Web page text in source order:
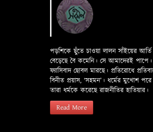
পড়শিকে ছুঁতে চাওয়া লালন সাঁইয়ের
বেড়েছে বৈ কমেনি। সে আমাদেরই পাপে।
ফ্যাসিবাদ ছোবল মারছে। প্রতিরোধে
বিনীত প্রয়াস, ‘সহমন’। ধর্মের মুখোশ
তারা ধর্মকে করেছে রাজনীতির হাতিয়ার।
Read More